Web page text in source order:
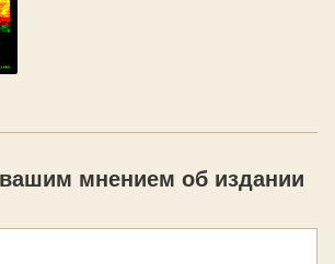
мнением об издании